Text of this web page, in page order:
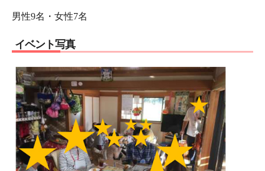
男性9名・女性7名
イベント写真